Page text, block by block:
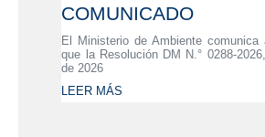
COMUNICADO
El Ministerio de Ambiente comunica
que la Resolución DM N.° 0288-
de 2026
LEER MÁS